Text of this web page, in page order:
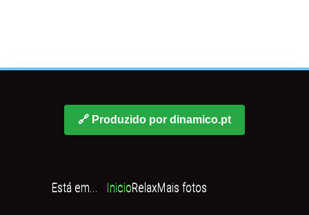
🔗 Produzido por dinamico.pt
Está em... InicioRelaxMais fotos